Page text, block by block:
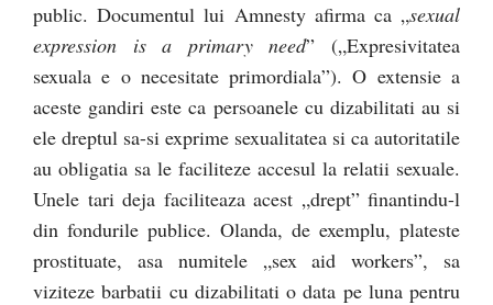
public. Documentul lui Amnesty afirma ca „sexual
expression is a primary need” („Expresivitatea
sexuala e o necesitate primordiala”). O extensie a
aceste gandiri este ca persoanele cu dizabilitati au si
ele dreptul sa-si exprime sexualitatea si ca autoritatile
au obligatia sa le faciliteze accesul la relatii sexuale.
Unele tari deja faciliteaza acest „drept” finantindu-l
din fondurile publice. Olanda, de exemplu, plateste
prostituate, asa numitele „sex aid workers”, sa
viziteze barbatii cu dizabilitati o data pe luna pentru